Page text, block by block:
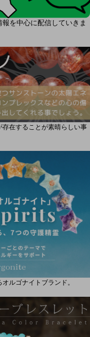
を中心に配信していきま
在することが素晴らしい事
ルゴナイトブランド。